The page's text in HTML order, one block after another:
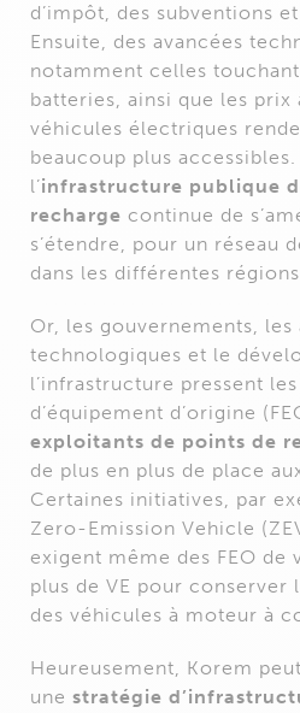
d’impôt, des subventions
Ensuite, des avancées
notamment celles
batteries, ainsi que les prix
véhicules électriques
beaucoup plus
l’infrastructure publique
recharge continue de
s’étendre, pour un réseau
dans les différentes
Or, les gouvernements, les
technologiques et le
l’infrastructure pressent
d’équipement d’origine
exploitants de points de
de plus en plus de place
Certaines initiatives, par
Zero-Emission Vehicle
exigent même des FEO de
plus de VE pour conserver
des véhicules à moteur à
Heureusement, Korem
une stratégie